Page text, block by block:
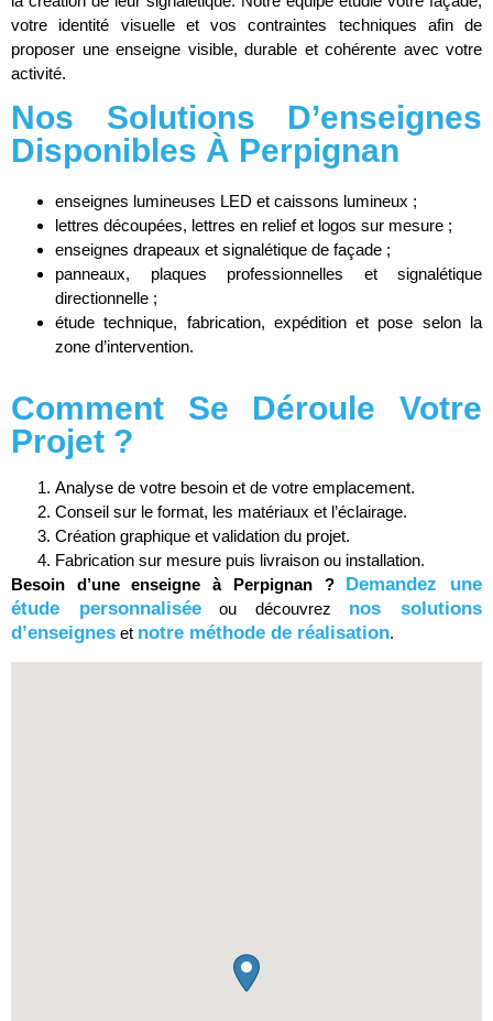
votre identité visuelle et vos contraintes techniques afin de
proposer une enseigne visible, durable et cohérente avec votre
activité.
Nos Solutions D’enseignes
Disponibles À Perpignan
enseignes lumineuses LED et caissons lumineux ;
lettres découpées, lettres en relief et logos sur mesure ;
enseignes drapeaux et signalétique de façade ;
panneaux, plaques professionnelles et signalétique
directionnelle ;
étude technique, fabrication, expédition et pose selon la
zone d’intervention.
Comment Se Déroule Votre
Projet ?
Analyse de votre besoin et de votre emplacement.
Conseil sur le format, les matériaux et l’éclairage.
Création graphique et validation du projet.
Fabrication sur mesure puis livraison ou installation.
Besoin d’une enseigne à Perpignan ?
Demandez une
étude personnaliséeou découvrez nos solutions
d’enseignes et notre méthode de réalisation.